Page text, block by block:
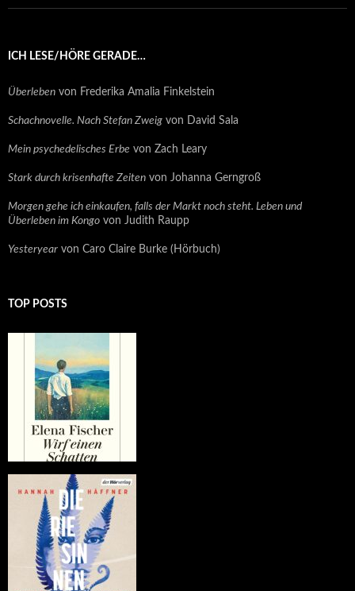
ICH LESE/HÖRE GERADE…
Überleben von Frederika Amalia Finkelstein
Schachnovelle. Nach Stefan Zweig von David Sala
Mein psychedelisches Erbe von Zach Leary
Stark durch krisenhafte Zeiten von Johanna Gerngroß
Morgen gehe ich einkaufen, falls der Markt noch steht. Leben und
Überleben im Kongo von Judith Raupp
Yesteryear von Caro Claire Burke (Hörbuch)
TOP POSTS